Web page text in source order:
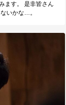
ます。 是非皆さん
いかな…。